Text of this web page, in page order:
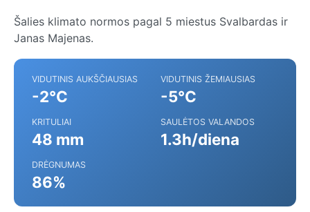
Šalies klimato normos pagal 5 miestus Svalbardas ir
Janas Majenas.
VIDUTINIS AUKŠČIAUSIAS
-2°C
VIDUTINIS ŽEMIAUSIAS
-5°C
KRITULIAI
48 mm
SAULĖTOS VALANDOS
1.3h/diena
DRĖGNUMAS
86%